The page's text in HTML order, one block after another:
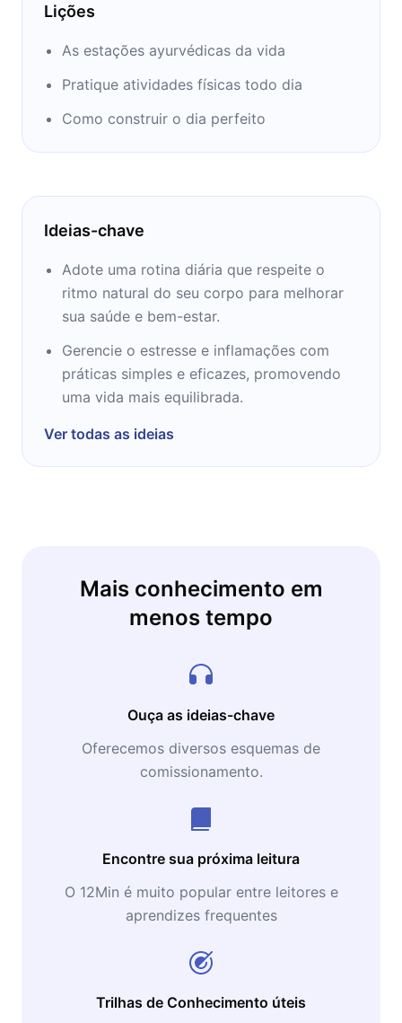
Lições
As estações ayurvédicas da vida
Pratique atividades físicas todo dia
Como construir o dia perfeito
Ideias-chave
Adote uma rotina diária que respeite o
ritmo natural do seu corpo para melhorar
sua saúde e bem-estar.
Gerencie o estresse e inflamações com
práticas simples e eficazes, promovendo
uma vida mais equilibrada.
Ver todas as ideias
Mais conhecimento em
menos tempo
Ouça as ideias-chave
Oferecemos diversos esquemas de
comissionamento.
Encontre sua próxima leitura
O 12Min é muito popular entre leitores e
aprendizes frequentes
Trilhas de Conhecimento úteis